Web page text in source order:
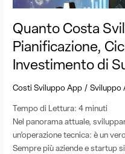
Quanto Costa
Pianificazione,
Investimento di
Costi Sviluppo App /Sviluppo
Tempo di Lettura:4 minuti
Nel panorama attuale,
un’operazione tecnica: è un
Sempre più aziende e startup
ROI
un
Investimento
di